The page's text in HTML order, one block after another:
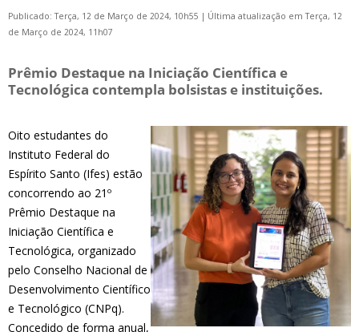
Publicado: Terça, 12 de Março de 2024, 10h55 | Última atualização em Terça, 12
de Março de 2024, 11h07
Prêmio Destaque na Iniciação Científica e
Tecnológica contempla bolsistas e instituições.
Oito estudantes do
Instituto Federal do
Espírito Santo (Ifes) estão
concorrendo ao 21º
Prêmio Destaque na
Iniciação Científica e
Tecnológica, organizado
pelo Conselho Nacional de
Desenvolvimento Científico
e Tecnológico (CNPq).
Concedido de forma anual,